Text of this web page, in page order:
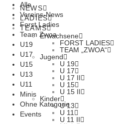
NEWS
LADIES
TEAMS
Erwachsene
FORST LADIES
TEAM „ZWOA“
Jugend
U 19
U 17
U 17 II
U 15
U 15 II
Kinder
U 13
U 11
U 11 II
Alle
Vereins-News
Forst Ladies
Team Zwoa
U19
U17
U15
U13
U11
Minis
Ohne Kategorie
Events